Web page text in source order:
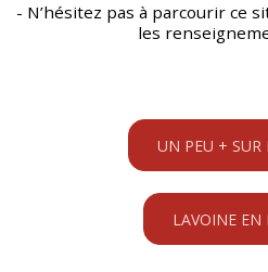
- N’hésitez pas à parcourir ce
les
UN PEU + SUR
LAVOINE EN